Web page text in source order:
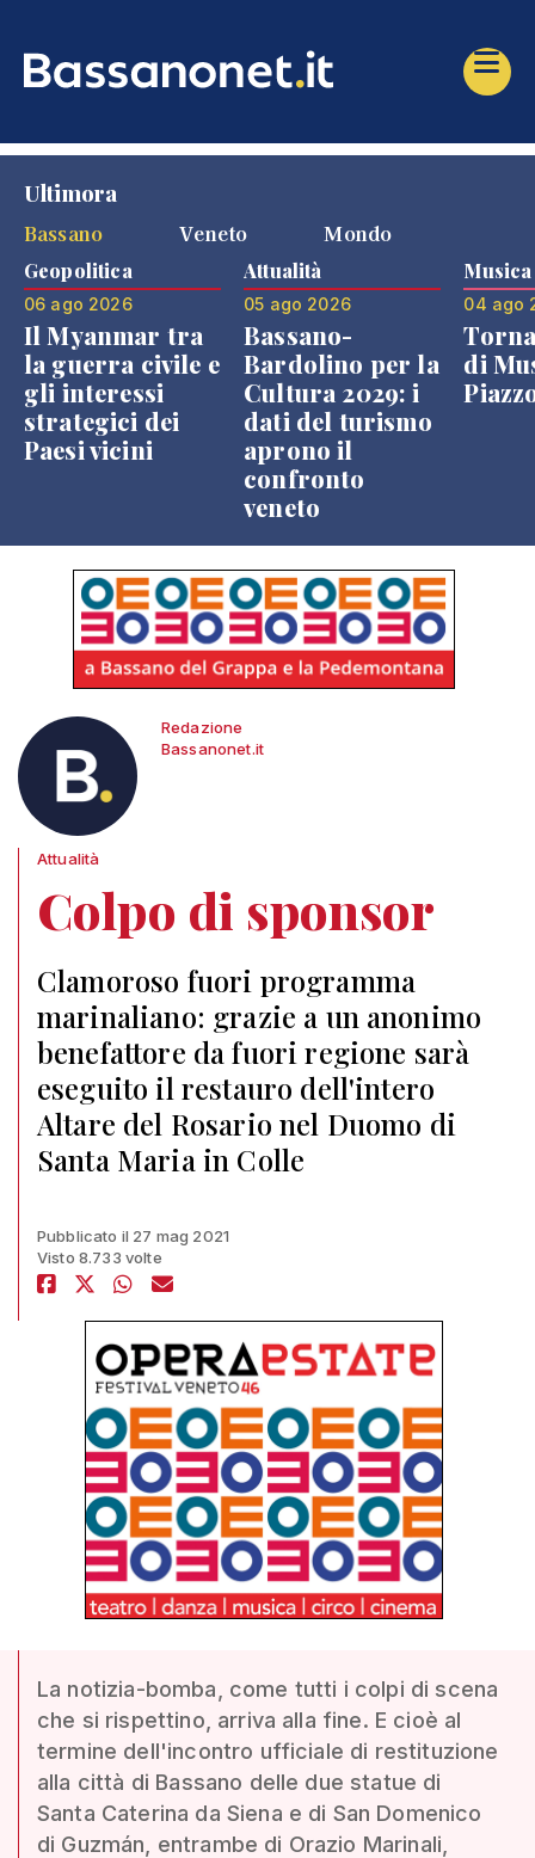
Ultimora
Bassano
Veneto Mondo
Geopolitica
06 ago 2026
Il Myanmar tra
la guerra civile e
gli interessi
strategici dei
Paesi vicini
Attualità
05 ago 2026
Bassano-
Bardolino per la
Cultura 2029: i
dati del turismo
aprono il
confronto
veneto
Musica
04 ago
di
Redazione
Bassanonet.it
Attualità
Colpo di sponsor
Clamoroso fuori programma
marinaliano: grazie a un anonimo
benefattore da fuori regione sarà
eseguito il restauro dell'intero
Altare del Rosario nel Duomo di
Santa Maria in Colle
Pubblicato il 27 mag 2021
Visto 8.733 volte
La notizia-bomba, come tutti i colpi di scena
che si rispettino, arriva alla fine. E cioè al
termine dell'incontro ufficiale di restituzione
alla città di Bassano delle due statue di
Santa Caterina da Siena e di San Domenico
di Guzmán, entrambe di Orazio Marinali,